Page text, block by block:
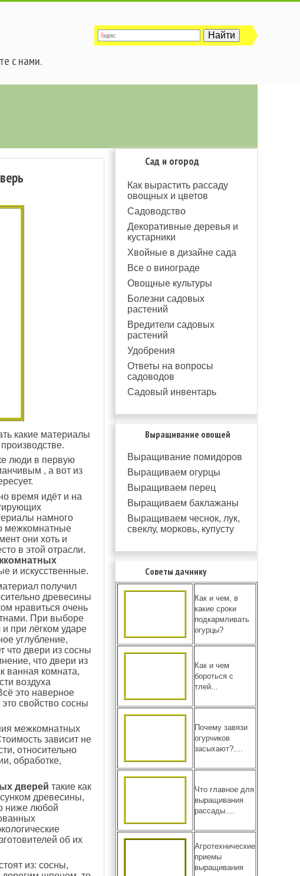
с нами.
какие материалы
люди в первую
, а вот из
время идёт и на
намного
межкомнатные
они хоть и
в этой отрасли.
и искусственные.
получил
древесины
нравиться очень
При выборе
и при лёгком ударе
углубление,
что двери из сосны
что двери из
ванная комната,
воздуха
это наверное
свойство сосны
межкомнатных
зависит не
относительно
обработке,
дверей такие как
древесины,
ниже любой
об их
из: сосны,
Сад и огород
Как вырастить рассаду
овощных и цветов
Садоводство
Декоративные деревья и
кустарники
Хвойные в дизайне сада
Все о винограде
Овощные культуры
Болезни садовых
растений
Вредители садовых
растений
Удобрения
Ответы на вопросы
садоводов
Садовый инвентарь
Выращивание овощей
Выращивание помидоров
Выращиваем огурцы
Выращиваем перец
Выращиваем баклажаны
Выращиваем чеснок, лук,
свеклу, морковь, купусту
Советы дачнику
Как и чем, в
какие сроки
подкармливать
огурцы?
Как и чем
бороться с
тлей...
Почему завязи
огурчиков
засыхают?....
Что главное для
выращивания
рассады....
Агротехнические
приемы
выращивания